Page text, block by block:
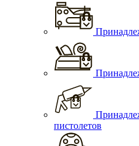
пистолетов